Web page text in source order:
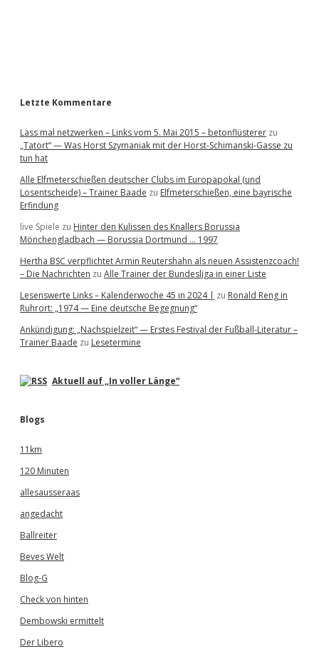
Letzte Kommentare
Lass mal netzwerken – Links vom 5. Mai 2015 – betonflüsterer zu
„Tatort“ — Was Horst Szymaniak mit der Horst-Schimanski-Gasse zu
tun hat
Alle Elfmeterschießen deutscher Clubs im Europapokal (und
Losentscheide) – Trainer Baade zu Elfmeterschießen, eine bayrische
Erfindung
live Spiele zu Hinter den Kulissen des Knallers Borussia
Mönchengladbach — Borussia Dortmund … 1997
Hertha BSC verpflichtet Armin Reutershahn als neuen Assistenzcoach!
– Die Nachrichten zu Alle Trainer der Bundesliga in einer Liste
Lesenswerte Links – Kalenderwoche 45 in 2024 | zu Ronald Reng in
Ruhrort: „1974 — Eine deutsche Begegnung“
Ankündigung: „Nachspielzeit“ — Erstes Festival der Fußball-Literatur –
Trainer Baade zu Lesetermine
Aktuell auf „In voller Länge“
Blogs
11km
120 Minuten
allesausseraas
angedacht
Ballreiter
Beves Welt
Blog-G
Check von hinten
Dembowski ermittelt
Der Libero